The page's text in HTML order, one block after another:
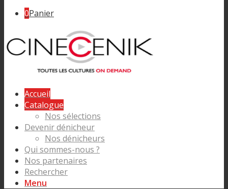
0Panier
Accueil
Catalogue
Nos sélections
Devenir dénicheur
Nos dénicheurs
Qui sommes-nous ?
Nos partenaires
Rechercher
Menu